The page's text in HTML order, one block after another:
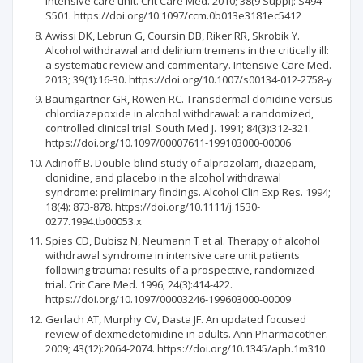
S501. https://doi.org/10.1097/ccm.0b013e3181ec5412
Awissi DK, Lebrun G, Coursin DB, Riker RR, Skrobik Y.
Alcohol withdrawal and delirium tremens in the critically ill:
a systematic review and commentary. Intensive Care Med.
2013; 39(1):16-30. https://doi.org/10.1007/s00134-012-2758-y
Baumgartner GR, Rowen RC. Transdermal clonidine versus
chlordiazepoxide in alcohol withdrawal: a randomized,
controlled clinical trial. South Med J. 1991; 84(3):312-321.
https://doi.org/10.1097/00007611-199103000-00006
Adinoff B. Double-blind study of alprazolam, diazepam,
clonidine, and placebo in the alcohol withdrawal
syndrome: preliminary findings. Alcohol Clin Exp Res. 1994;
18(4): 873-878. https://doi.org/10.1111/j.1530-
0277.1994.tb00053.x
Spies CD, Dubisz N, Neumann T et al. Therapy of alcohol
withdrawal syndrome in intensive care unit patients
following trauma: results of a prospective, randomized
trial. Crit Care Med. 1996; 24(3):414-422.
https://doi.org/10.1097/00003246-199603000-00009
Gerlach AT, Murphy CV, Dasta JF. An updated focused
review of dexmedetomidine in adults. Ann Pharmacother.
2009; 43(12):2064-2074. https://doi.org/10.1345/aph.1m310